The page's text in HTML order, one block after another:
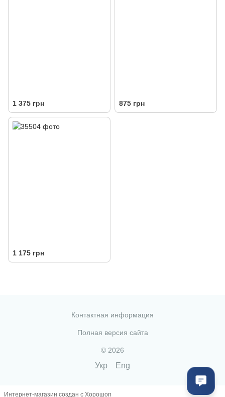
1 375 грн 875 грн
1 175 грн
Контактная информация
Полная версия сайта
© 2026
Укр Eng
Интернет-магазин создан с Хорошоп